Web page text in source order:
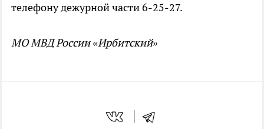
телефону дежурной части 6-25-27.
МО МВД России «Ирбитский»